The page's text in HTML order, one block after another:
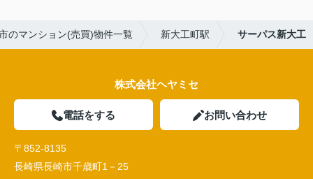
のマンション(売買)物件一覧 新大工町駅 サーパス新大工
株式会社ヘヤミセ
電話をする お問い合わせ
〒852-8135
長崎県長崎市千歳町1－25